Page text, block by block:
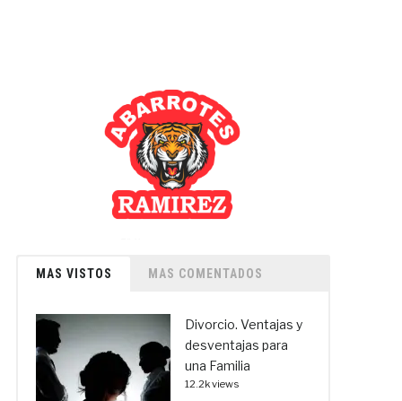
MAS VISTOS MAS COMENTADOS
Divorcio. Ventajas y
desventajas para
una Familia
12.2k views